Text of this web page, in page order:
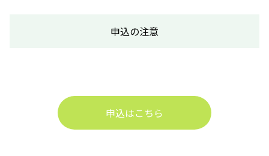
申込の注意
申込はこちら